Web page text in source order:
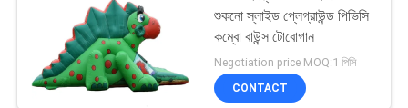
শুকনো স্লাইড প্লেগ্রাউন্ড পিভিসি
কম্বো বাউন্স টোবোগান
Negotiation price MOQ:1 পিসি
CONTACT